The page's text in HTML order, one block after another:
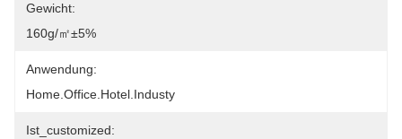
Gewicht:
160g/㎡±5%
Anwendung:
Home.office.hotel.industy
Ist_customized: